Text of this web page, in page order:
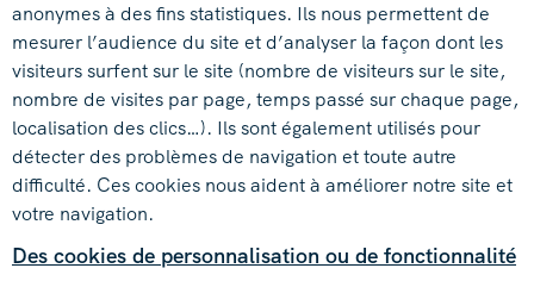
anonymes à des fins statistiques. Ils nous permettent de
mesurer l’audience du site et d’analyser la façon dont les
visiteurs surfent sur le site (nombre de visiteurs sur le site,
nombre de visites par page, temps passé sur chaque page,
localisation des clics…). Ils sont également utilisés pour
détecter des problèmes de navigation et toute autre
difficulté. Ces cookies nous aident à améliorer notre site et
votre navigation.
Des cookies de personnalisation ou de fonctionnalité